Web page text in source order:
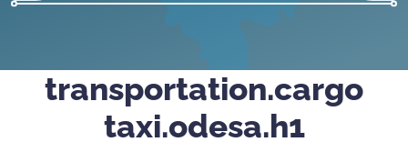
transportation.cargo
taxi.odesa.h1